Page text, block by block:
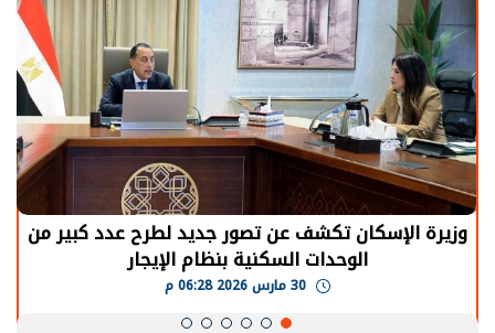
وزيرة الإسكان تكشف عن تصور جديد لطرح عدد كبير من
الوحدات السكنية بنظام الإيجار